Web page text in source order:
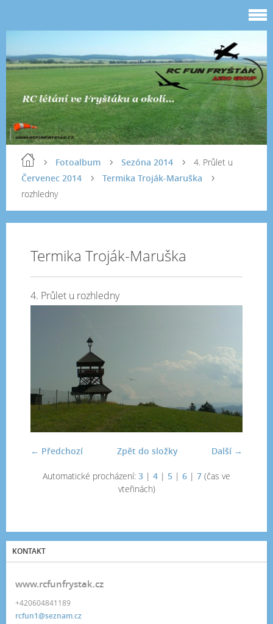
Fotoalbum
Sezóna 2014
Červenec 2014
Termika Troják-Maruška
4. Průlet u
rozhledny
Termika Troják-Maruška
4. Průlet u rozhledny
← Předchozí Další →
Zpět do složky
Automatické procházení: 3 | 4 | 5 | 6 | 7 (čas ve
vteřinách)
KONTAKT
www.rcfunfrystak.cz
+420604841189
rcfun1@seznam.cz